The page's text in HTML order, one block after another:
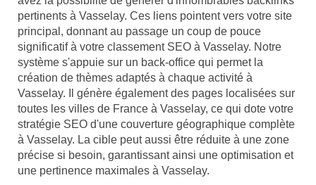
pertinents à Vasselay. Ces liens pointent vers votre site
principal, donnant au passage un coup de pouce
significatif à votre classement SEO à Vasselay. Notre
système s'appuie sur un back-office qui permet la
création de thèmes adaptés à chaque activité à
Vasselay. Il génère également des pages localisées sur
toutes les villes de France à Vasselay, ce qui dote votre
stratégie SEO d'une couverture géographique complète
à Vasselay. La cible peut aussi être réduite à une zone
précise si besoin, garantissant ainsi une optimisation et
une pertinence maximales à Vasselay.